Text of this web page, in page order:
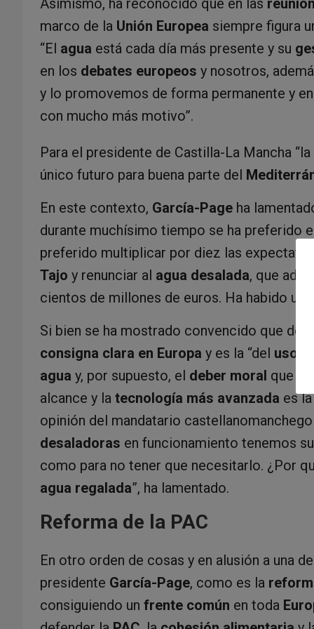
Asimismo, ha reconocido que en las
marco de la Unión Europea siempre figura
“El agua está cada día más presente y su
en los debates europeos y nosotros,
y lo promovemos de forma permanente y
con mucho más motivo”.
Para el presidente de Castilla-La Mancha “la
único futuro para buena parte del
En este contexto, García-Page ha
durante muchísimo tiempo se ha preferido
preferido multiplicar por diez las
Tajo y renunciar al agua desalada, que
cientos de millones de euros. Ha habido una
Si bien se ha mostrado convencido que de
consigna clara en Europa y es la “del uso
agua y, por supuesto, el deber moral que
alcance y la tecnología más avanzada es
opinión del mandatario
desaladoras en funcionamiento tenemos
como para no tener que necesitarlo. ¿Por
agua regalada”, ha lamentado.
Reforma de la PAC
En otro orden de cosas y en alusión a una
presidente García-Page, como es la
consiguiendo un frente común en toda